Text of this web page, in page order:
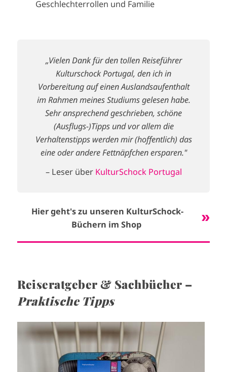
Geschlechterrollen und Familie
„Vielen Dank für den tollen Reiseführer
Kulturschock Portugal, den ich in
Vorbereitung auf einen Auslandsaufenthalt
im Rahmen meines Studiums gelesen habe.
Sehr ansprechend geschrieben, schöne
(Ausflugs-)Tipps und vor allem die
Verhaltenstipps werden mir (hoffentlich) das
eine oder andere Fettnäpfchen ersparen."
– Leser über KulturSchock Portugal
Hier geht's zu unseren KulturSchock-
Büchern im Shop
Reiseratgeber & Sachbücher –
Praktische Tipps